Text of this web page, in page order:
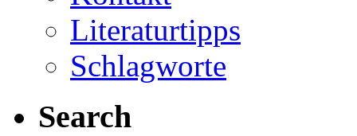
Literaturtipps
Schlagworte
Search